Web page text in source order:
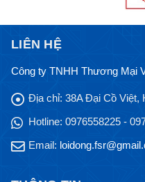
LIÊN HỆ
Công ty TNHH Thương Mại
Địa chỉ: 38A Đại Cồ Việt,
Hotline: 0976558225 -
Email: